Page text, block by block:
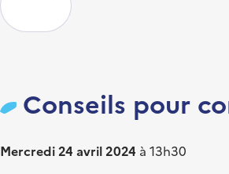
Conseils pour
Mercredi 24 avril 2024 à 13h30